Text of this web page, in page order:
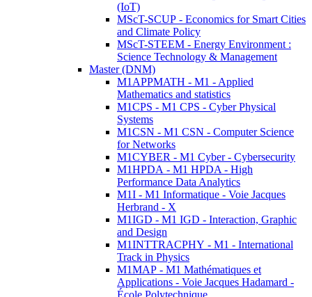
(IoT)
MScT-SCUP - Economics for Smart Cities
and Climate Policy
MScT-STEEM - Energy Environment :
Science Technology & Management
Master (DNM)
M1APPMATH - M1 - Applied
Mathematics and statistics
M1CPS - M1 CPS - Cyber Physical
Systems
M1CSN - M1 CSN - Computer Science
for Networks
M1CYBER - M1 Cyber - Cybersecurity
M1HPDA - M1 HPDA - High
Performance Data Analytics
M1I - M1 Informatique - Voie Jacques
Herbrand - X
M1IGD - M1 IGD - Interaction, Graphic
and Design
M1INTTRACPHY - M1 - International
Track in Physics
M1MAP - M1 Mathématiques et
Applications - Voie Jacques Hadamard -
École Polytechnique